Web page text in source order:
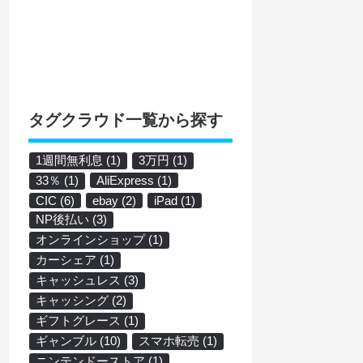
タグクラウド一覧から探す
1週間無利息 (1) 3万円 (1)
33％ (1) AliExpress (1)
CIC (6) ebay (2) iPad (1)
NP後払い (3)
オンラインショップ(1)
カーシェア (1)
キャッシュレス (3)
キャッシング (2)
ギフトグレース (1)
ギャンブル (10) スマホ転売 (1)